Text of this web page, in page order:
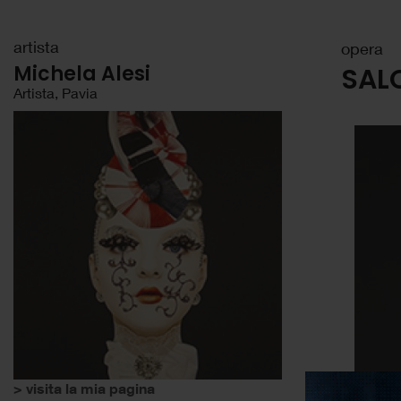
opera
artista
Michela Alesi
Artista, Pavia
> visita la mia pagina